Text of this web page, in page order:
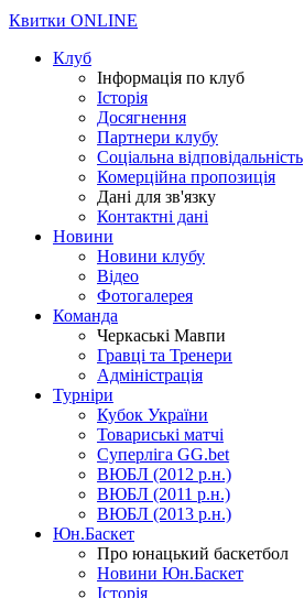
Квитки ONLINE
Клуб
Інформація по клуб
Історія
Досягнення
Партнери клубу
Соціальна відповідальність
Комерційна пропозиція
Дані для зв'язку
Контактні дані
Новини
Новини клубу
Відео
Фотогалерея
Команда
Черкаські Мавпи
Гравці та Тренери
Адміністрація
Турніри
Кубок України
Товариські матчі
Суперліга GG.bet
ВЮБЛ (2012 р.н.)
ВЮБЛ (2011 р.н.)
ВЮБЛ (2013 р.н.)
Юн.Баскет
Про юнацький баскетбол
Новини Юн.Баскет
Історія